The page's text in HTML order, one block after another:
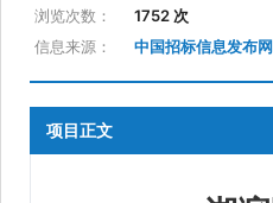
浏览次数：
1752 次
信息来源：
中国招标信息发布网
项目正文